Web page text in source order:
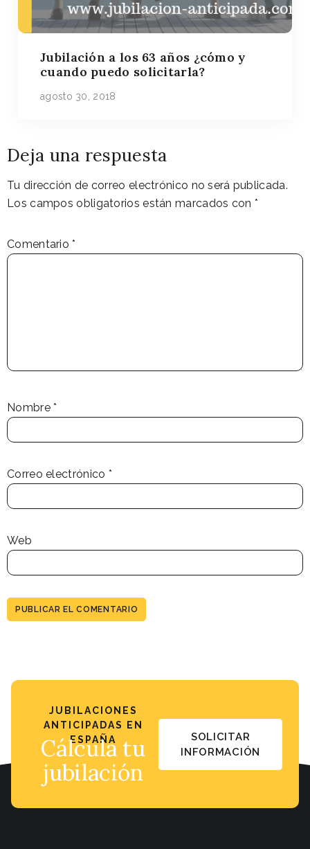
Jubilación a los 63 años ¿cómo y
cuando puedo solicitarla?
agosto 30, 2018
Deja una respuesta
Tu dirección de correo electrónico no será publicada.
Los campos obligatorios están marcados con *
Comentario*
Nombre*
Correo electrónico *
Web
JUBILACIONES
ANTICIPADAS EN
ESPAÑA
Cálcula tu
jubilación
SOLICITAR
INFORMACIÓN